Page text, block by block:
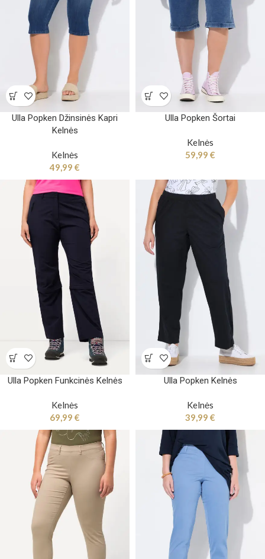
Ulla Popken Džinsinės Kapri
Kelnės
Kelnės
49,99 €
Ulla Popken Šortai
Kelnės
59,99 €
Ulla Popken Funkcinės Kelnės
Kelnės
69,99 €
Ulla Popken Kelnės
Kelnės
39,99 €